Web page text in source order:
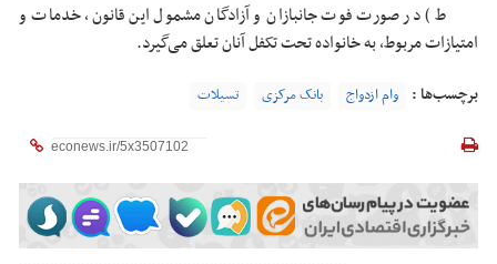
ط ) در صورت فوت جانبازان و آزادگان مشمول این قانون، خدمات و
امتیازات مربوط، به خانواده تحت تکفل آنان تعلق می‌گیرد.
برچسب‌ها : وام ازدواج بانک مرکزی تسیلات